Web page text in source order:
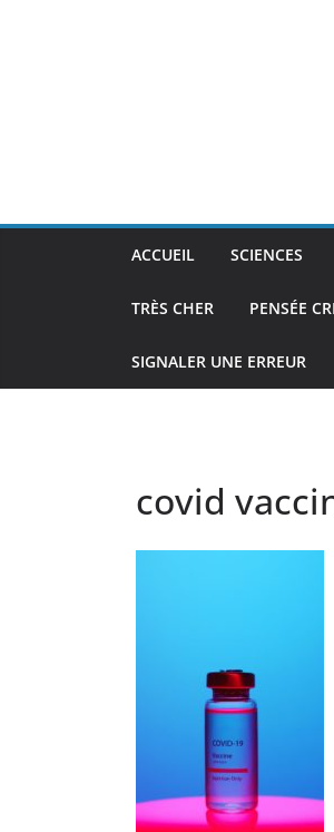
ACCUEIL SCIENCES
TRÈS CHER PENSÉE
SIGNALER UNE ERREUR
covid